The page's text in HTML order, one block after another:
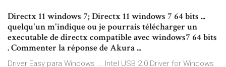
Directx 11 windows 7; Directx 11 windows 7 64 bits ...
quelqu'un m'indique ou je pourrais télécharger un
executable de directx compatible avec windows7 64 bits
. Commenter la réponse de Akura ...
Driver Easy para Windows ... Intel USB 2.0 Driver for Windows